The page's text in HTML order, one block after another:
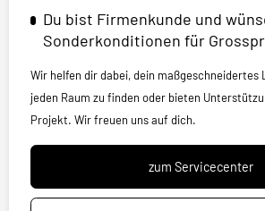
Du bist Firmenkunde und
Sonderkonditionen für
Wir helfen dir dabei, dein
jeden Raum zu finden oder bieten
Projekt. Wir freuen uns auf dich.
zum Servicecenter